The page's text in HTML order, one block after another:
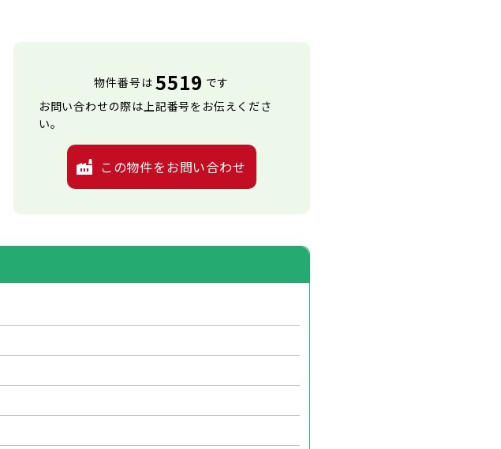
物件番号は 5519 です
お問い合わせの際は上記番号をお伝えくださ
い。
この物件をお問い合わせ